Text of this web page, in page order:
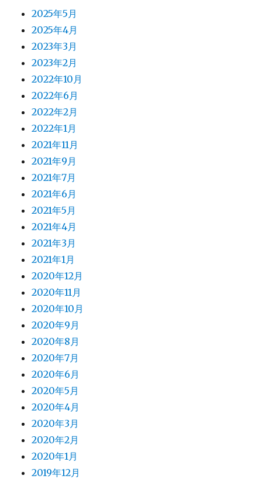
2025年5月
2025年4月
2023年3月
2023年2月
2022年10月
2022年6月
2022年2月
2022年1月
2021年11月
2021年9月
2021年7月
2021年6月
2021年5月
2021年4月
2021年3月
2021年1月
2020年12月
2020年11月
2020年10月
2020年9月
2020年8月
2020年7月
2020年6月
2020年5月
2020年4月
2020年3月
2020年2月
2020年1月
2019年12月